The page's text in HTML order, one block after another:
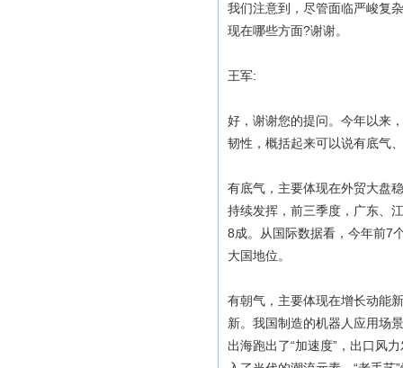
我们注意到，尽管面临严峻复
现在哪些方面?谢谢。
王军:
好，谢谢您的提问。今年以来
韧性，概括起来可以说有底气
有底气，主要体现在外贸大盘
持续发挥，前三季度，广东、
8成。从国际数据看，今年前7
大国地位。
有朝气，主要体现在增长动能
新。我国制造的机器人应用场
出海跑出了“加速度”，出口风